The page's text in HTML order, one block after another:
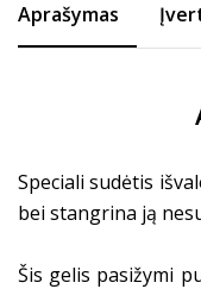
Aprašymas
Speciali sudėtis
bei stangrina ją
Šis gelis pasižymi